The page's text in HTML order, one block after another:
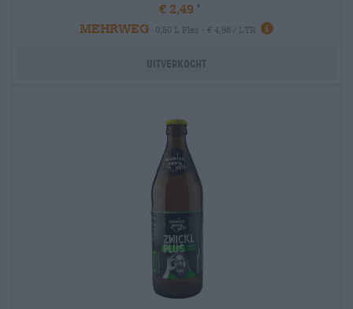
€ 2,49
MEHRWEG
0,50 L Fles - € 4,98 / LTR
Uitverkocht